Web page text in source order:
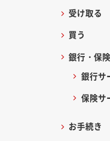
受け取る
買う
銀行・保険
銀行サ
保険サ
お手続き